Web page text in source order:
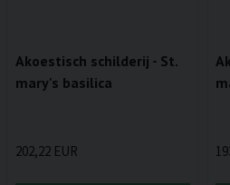
Akoestisch schilderij - St.
mary's basilica
202,22 EUR